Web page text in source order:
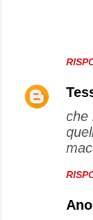
che